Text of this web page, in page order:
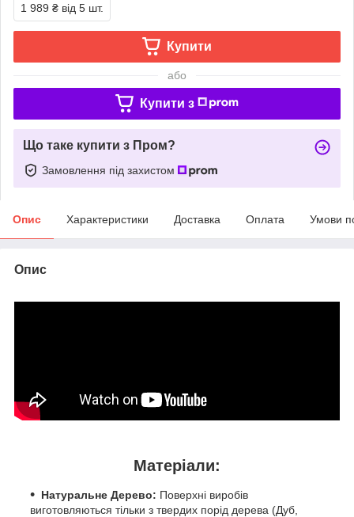
1 989 ₴ від 5 шт.
Купити
або
Купити з
Що таке купити з Пром?
Замовлення під захистом
Опис Характеристики Доставка Оплата Умови
Опис
Матеріали:
Натуральне Дерево: Поверхні виробів
виготовляються тільки з твердих порід дерева (Дуб,